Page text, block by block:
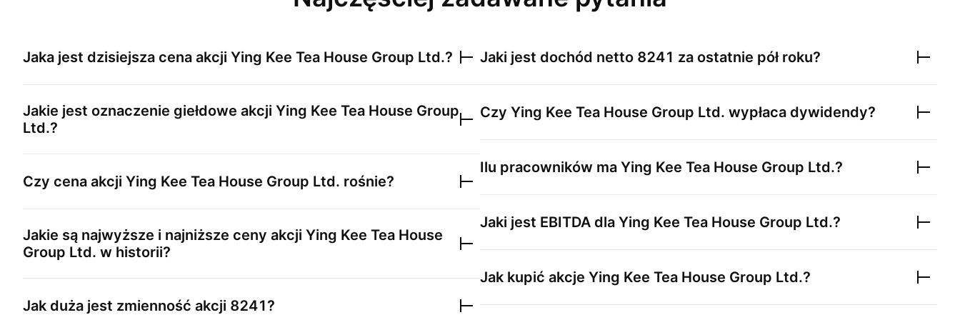
Jaka jest dzisiejsza cena akcji Ying Kee Tea House Group Ltd.?
Jakie jest oznaczenie giełdowe akcji Ying Kee Tea House Group
Ltd.?
Czy cena akcji Ying Kee Tea House Group Ltd. rośnie?
Jakie są najwyższe i najniższe ceny akcji Ying Kee Tea House
Group Ltd. w historii?
Jak duża jest zmienność akcji 8241?
Jaki jest dochód netto 8241 za ostatnie pół roku?
Czy Ying Kee Tea House Group Ltd. wypłaca dywidendy?
Ilu pracowników ma Ying Kee Tea House Group Ltd.?
Jaki jest EBITDA dla Ying Kee Tea House Group Ltd.?
Jak kupić akcje Ying Kee Tea House Group Ltd.?